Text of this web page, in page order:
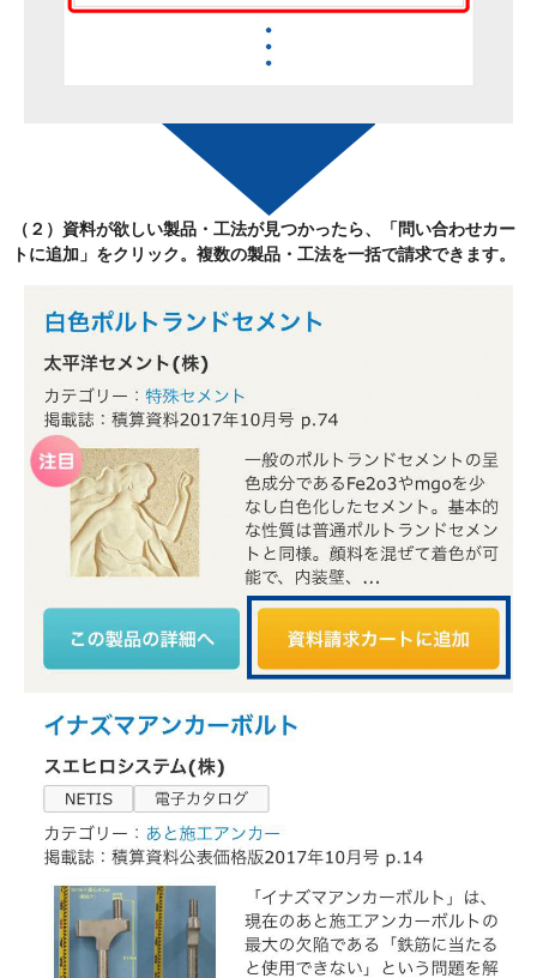
（２）資料が欲しい製品・工法が見つかったら、
「問い合わせカー
トに追加」 をクリック。複数の製品・工法を一括で請求できます。